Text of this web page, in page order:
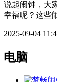
说起闹钟，大
幸福呢？这些
2025-09-04
电脑